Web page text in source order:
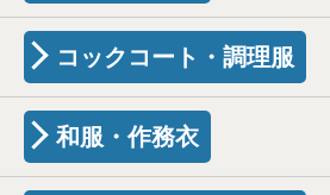
コックコート・調理服
和服・作務衣